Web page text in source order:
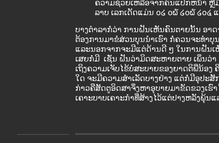
ຄວາມຊ່ວຍເຫລືອຈາກຄົນແປກຫນ້າ ຫຼື
ລາບ ເລກເດັດແມ່ນ ໐໒ ໐໖ ໒໐໖ ໒໐໔
ບາງຕຳລາກໍ່ວ່າ ການຝັນເຫັນຄົນຕາຍນັ້ນ ອາດ
ຕ້ອງການມາຂໍສ່ວນບຸນນຳເຮົາ ກໍ່ຄວນຈະທຳ
ແລະນອກຈາກຈະມີແຕ່ດ້ານດີ ໆ ໃນການຝັນ
ເສຍກໍ່ມີ ເຊັ່ນ ຝັນວ່າມິດສະຫາຍຕາຍ ເພິ່ນວ່າ
ເຖິງຄວາມເຈັບໄຂ້ບໍ່ສະບາຍຂອງຍາດຕິພີ່ນ້ອງ
ໃດ ຈະມີຄວາມສຳເລັດບາງຢ່າງ ແຕ່ກໍ່ມີອຸປະ
ກ່າວຄືສັດຕູອິດສາຈຶ່ງຫາອຸບາຍມາຂັດຂວງເຮົ
ເຄາະບາບເຄາະກຳທີ່ສ້າງໄວ້ແຕ່ປາງຫລັງພຸ້ນແ